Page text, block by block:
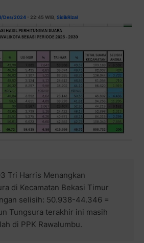
Des/2024 - 22:45 WIB, SidikRizal
Tri Harris Menangkan
di Kecamatan Bekasi Timur
selisih: 50.938-44.346 =
Tungsura terakhir ini masih
di PPK Rawalumbu.